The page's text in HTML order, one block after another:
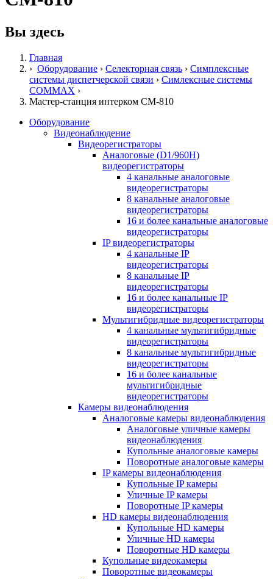
Вы здесь
Главная
› Оборудование › Селекторная связь › Симплексные
системы диспетчерской связи › Симлексные системы
COMMAX ›
Мастер-станция интерком CM-810
Оборудование
Видеонаблюдение
Видеорегистраторы
Аналоговые (D1/960H)
видеорегистраторы
4 канальные аналоговые
видеорегистраторы
8 канальные аналоговые
видеорегистраторы
16 и более канальные аналоговые
видеорегистраторы
IP видеорегистраторы
4 канальные IP
видеорегистраторы
8 канальные IP
видеорегистраторы
16 и более канальные IP
видеорегистраторы
Мультигибридные видеорегистраторы
4 канальные мультигибридные
видеорегистраторы
8 канальные мультигибридные
видеорегистраторы
16 и более канальные
мультигибридные
видеорегистраторы
Камеры видеонаблюдения
Аналоговые камеры видеонаблюдения
Аналоговые уличные камеры
видеонаблюдения
Купольные аналоговые камеры
Поворотные аналоговые камеры
IP камеры видеонаблюдения
Купольные IP камеры
Уличные IP камеры
Поворотные IP камеры
HD камеры видеонаблюдения
Купольные HD камеры
Уличные HD камеры
Поворотные HD камеры
Купольные видеокамеры
Поворотные видеокамеры